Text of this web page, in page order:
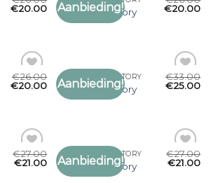
Toevoegen
€20.00 Aanbieding!
Toevoegen
sjaal knit factory
€20.00
Toevoegen
€26.00
€20.00 Aanbieding!
Toevoegen
SJAAL KNIT FACTORY
sjaal knit factory
€33.00
€25.00
Toevoegen
€27.00
€21.00 Aanbieding!
Toevoegen
SJAAL KNIT FACTORY
sjaal knit factory
€27.00
€21.00